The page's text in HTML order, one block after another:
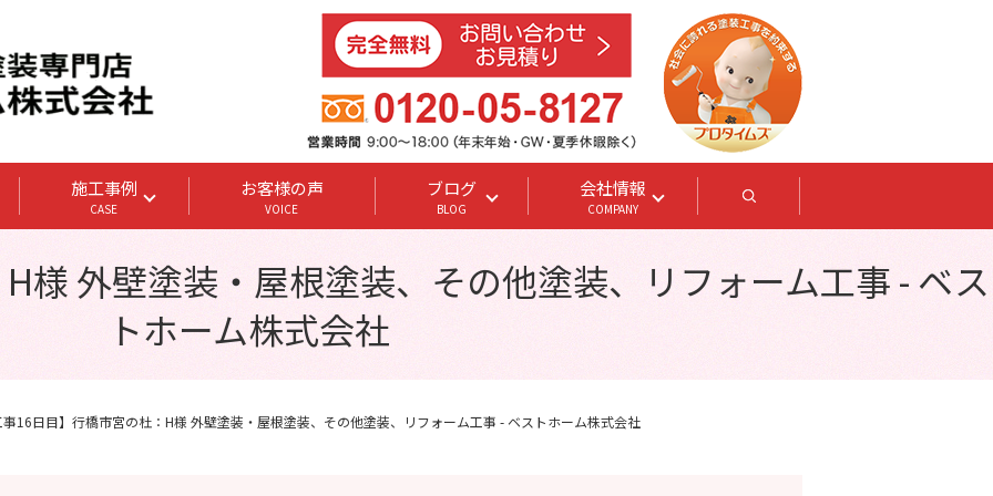
施工事例
CASE
お客様の声
VOICE
ブログ
BLOG
会社情報
COMPANY search
様 外壁塗装・屋根塗装、その他塗装、リフォーム工事 - ベス
トホーム株式会社
16日目】行橋市宮の杜：H様 外壁塗装・屋根塗装、その他塗装、リフォーム工事 - ベストホーム株式会社